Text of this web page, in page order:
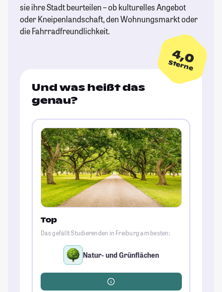
sie ihre Stadt beurteilen – ob kulturelles Angebot
oder Kneipenlandschaft, den Wohnungsmarkt oder
die Fahrradfreundlichkeit.
4,0
Sterne
Und was heißt das
genau?
Top
Das gefällt Studierenden in Freiburg am besten:
Natur- und Grünflächen